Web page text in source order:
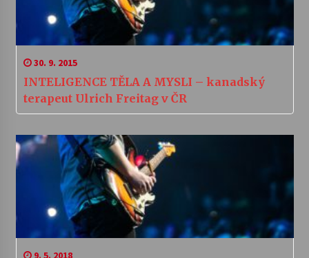
30. 9. 2015
INTELIGENCE TĚLA A MYSLI – kanadský
terapeut Ulrich Freitag v ČR
9. 5. 2018